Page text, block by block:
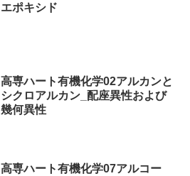
エポキシド
高専ハート有機化学02アルカンと
シクロアルカン_配座異性および
幾何異性
高専ハート有機化学07アルコー